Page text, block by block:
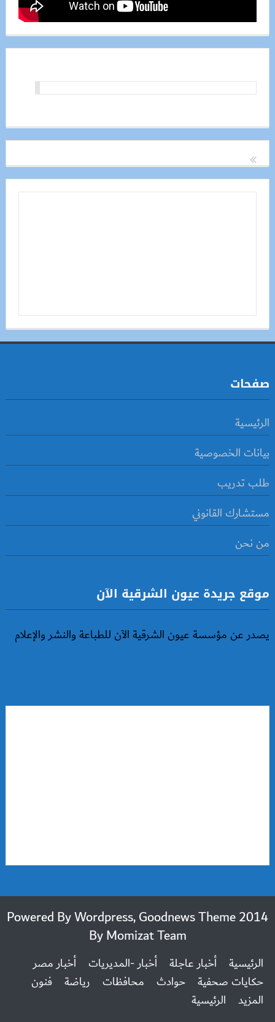
صفحات
الرئيسية
بيانات الخصوصية
طلب تدريب
مستشارك القانوني
من نحن
موقع جريدة عيون الشرقية الآن
يصدر عن مؤسسة عيون الشرقية الآن للطباعة والنشر والإعلام
2014 Powered By Wordpress, Goodnews Theme
ByMomizat Team
الرئيسية أخبار عاجلة أخبار -المديريات
أخبار مصر
حكايات صحفية
حوادث محافظات رياضة
فنون
المزيد
الرئيسية